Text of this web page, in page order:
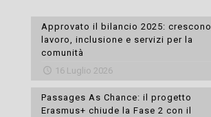
Approvato il bilancio 2025: crescono
lavoro, inclusione e servizi per la
comunità
16 Luglio 2026
Passages As Chance: il progetto
Erasmus+ chiude la Fase 2 con il